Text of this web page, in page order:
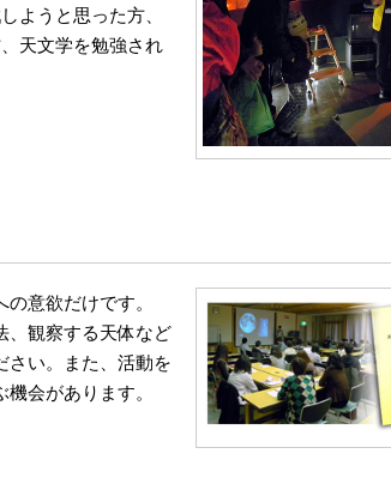
ようと思った方、
天文学を勉強され
意欲だけです。
、観察する天体など
さい。また、活動を
会があります。